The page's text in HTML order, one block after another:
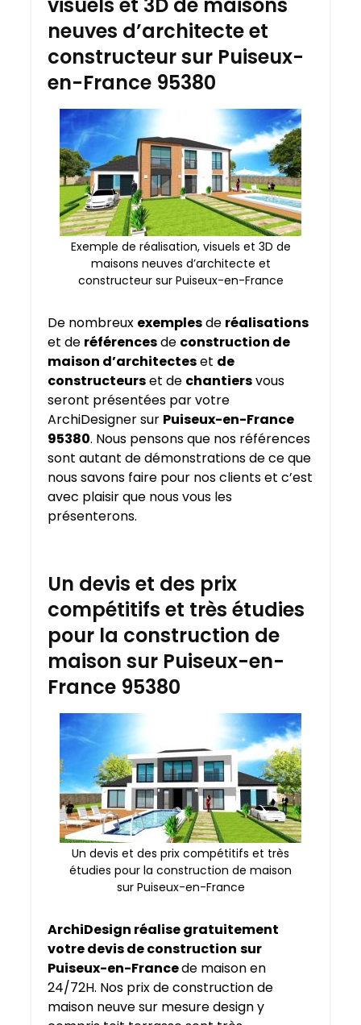
neuves d’architecte et
constructeur sur Puiseux-
en-France 95380
Exemple de réalisation, visuels et 3D de
maisons neuves d’architecte et
constructeur sur Puiseux-en-France
De nombreux exemplesde réalisations
et de référencesde construction de
maison d’architecteset de
constructeurset de chantiersvous
seront présentées par votre
ArchiDesigner sur Puiseux-en-France
95380. Nous pensons que nos références
sont autant de démonstrations de ce que
nous savons faire pour nos clients et c’est
avec plaisir que nous vous les
présenterons.
Un devis et des prix
compétitifs et très étudies
pour la construction de
maison sur Puiseux-en-
France 95380
Un devis et des prix compétitifs et très
étudies pour la construction de maison
sur Puiseux-en-France
ArchiDesign réalise gratuitement
votre devis de construction sur
Puiseux-en-Francede maison en
24/72H. Nos prix de construction de
maison neuve sur mesure design y